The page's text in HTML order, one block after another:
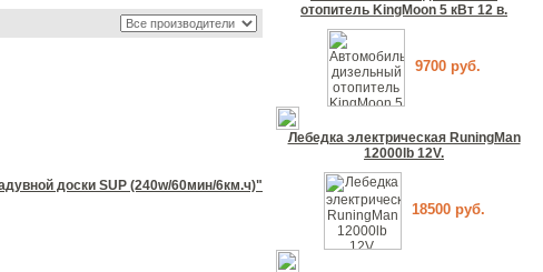
доски SUP (240w/60мин/6км.ч)"
отопитель KingMoon 5 кВт 12 в.
9700 руб.
Лебедка электрическая RuningMan
12000lb 12V.
18500 руб.